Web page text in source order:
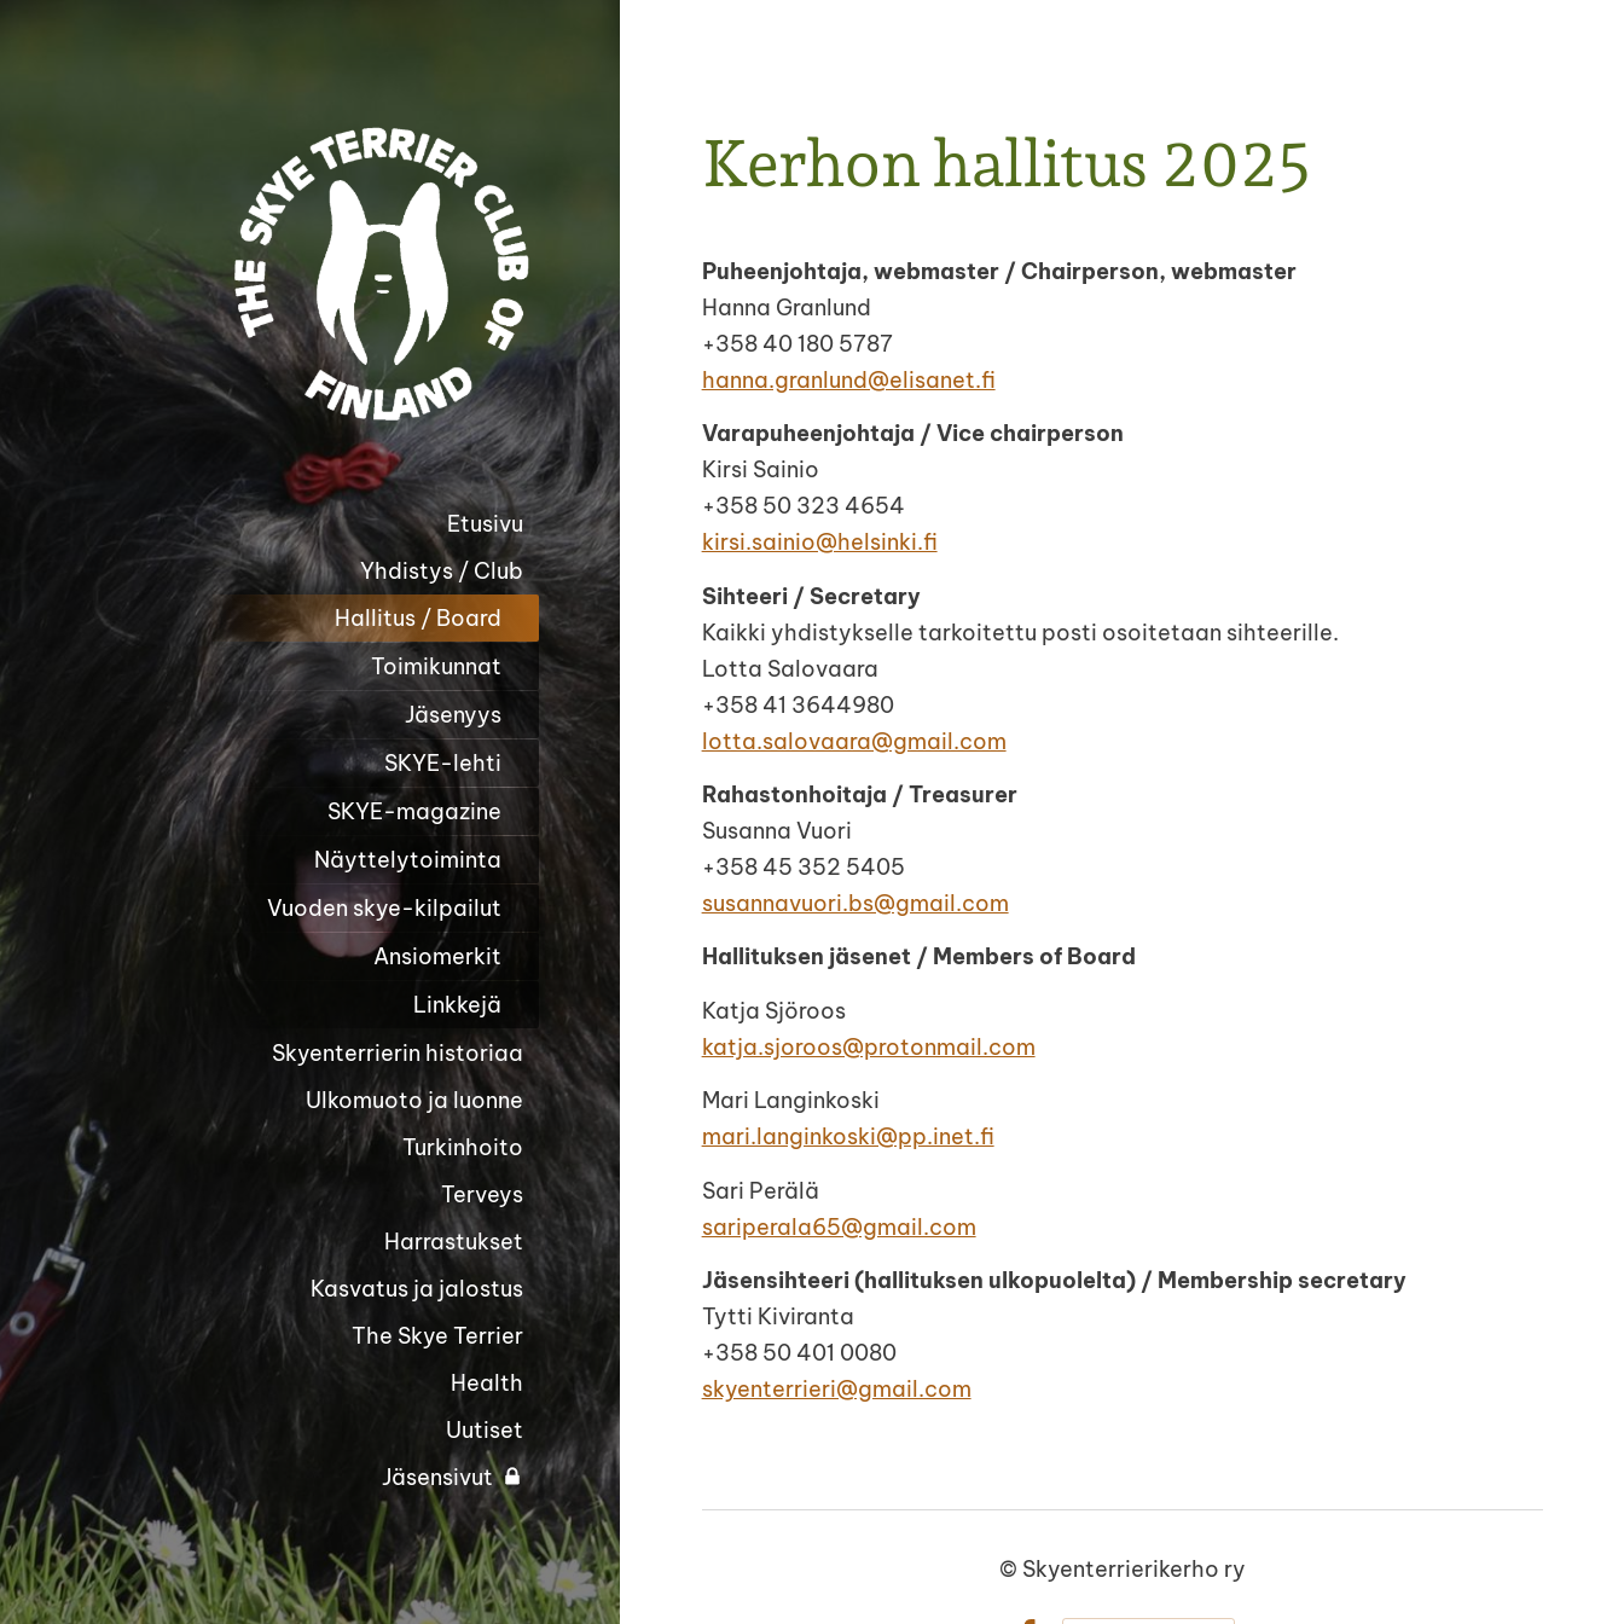
Skyenterrierikerho ry
Etusivu
Yhdistys / Club
Hallitus / Board
Toimikunnat
Jäsenyys
SKYE-lehti
SKYE-magazine
Näyttelytoiminta
Vuoden skye-kilpailut
Ansiomerkit
Linkkejä
Skyenterrierin historiaa
Ulkomuoto ja luonne
Turkinhoito
Terveys
Harrastukset
Kasvatus ja jalostus
The Skye Terrier
Health
Uutiset
Jäsensivut
Kerhon hallitus 2025
Puheenjohtaja, webmaster / Chairperson, webmaster
Hanna Granlund
+358 40 180 5787
hanna.granlund@elisanet.fi
Varapuheenjohtaja / Vice chairperson
Kirsi Sainio
+358 50 323 4654
kirsi.sainio@helsinki.fi
Sihteeri / Secretary
Kaikki yhdistykselle tarkoitettu posti osoitetaan sihteerille.
Lotta Salovaara
+358 41 3644980
lotta.salovaara@gmail.com
Rahastonhoitaja / Treasurer
Susanna Vuori
+358 45 352 5405
susannavuori.bs@gmail.com
Hallituksen jäsenet / Members of Board
Katja Sjöroos
katja.sjoroos@protonmail.com
Mari Langinkoski
mari.langinkoski@pp.inet.fi
Sari Perälä
sariperala65@gmail.com
Jäsensihteeri (hallituksen ulkopuolelta) / Membership secretary
Tytti Kiviranta
+358 50 401 0080
skyenterrieri@gmail.com
© Skyenterrierikerho ry